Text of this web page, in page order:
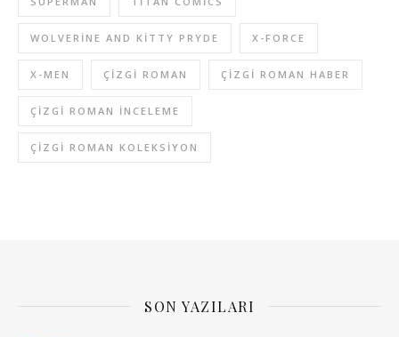
WOLVERINE AND KITTY PRYDE X-FORCE
X-MEN ÇIZGI ROMAN ÇIZGI ROMAN HABER
ÇIZGI ROMAN INCELEME
ÇIZGI ROMAN KOLEKSIYON
SON YAZILARI